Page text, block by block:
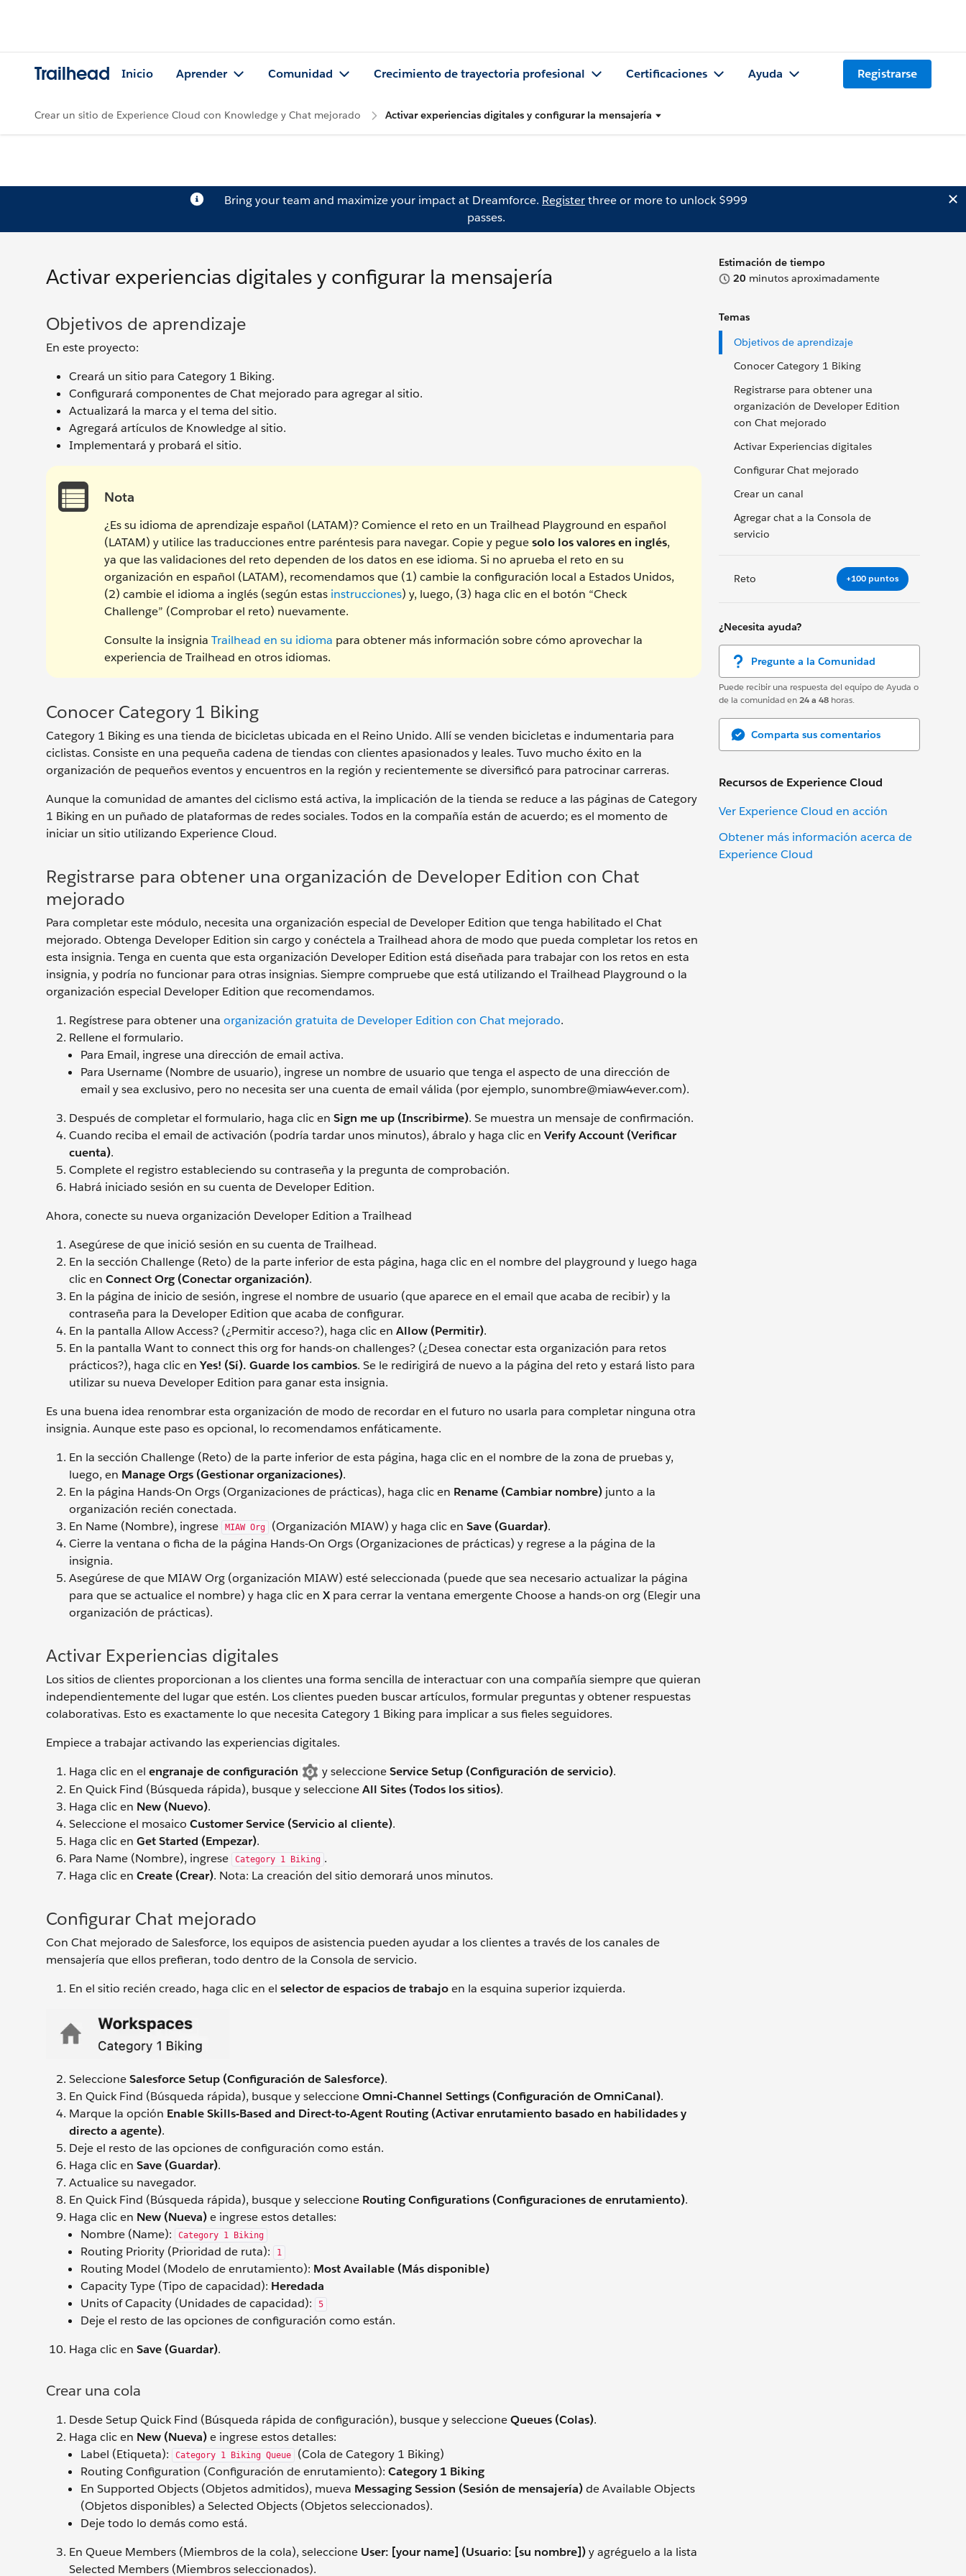
Trailhead Inicio Aprender Comunidad Crecimiento de trayectoria profesional Certificaciones Ayuda Registrarse
Crear un sitio de Experience Cloud con Knowledge y Chat mejorado Activar experiencias digitales y configurar la mensajería
Bring your team and maximize your impact at Dreamforce. Registerthree or more to unlock $999
passes.
Estimación de tiempo
20 minutos aproximadamente
Temas
Objetivos de aprendizaje
Conocer Category 1 Biking
Registrarse para obtener una
organización de Developer Edition
con Chat mejorado
Activar Experiencias digitales
Configurar Chat mejorado
Crear un canal
Agregar chat a la Consola de
servicio
Reto +100 puntos
¿Necesita ayuda?
Pregunte a la Comunidad
Puede recibir una respuesta del equipo de Ayuda o
de la comunidad en24 a 48 horas.
Comparta sus comentarios
Recursos de Experience Cloud
Ver Experience Cloud en acción
Obtener más información acerca de
Experience Cloud
Activar experiencias digitales y configurar la mensajería
Objetivos de aprendizaje
En este proyecto:
Creará un sitio para Category 1 Biking.
Configurará componentes de Chat mejorado para agregar al sitio.
Actualizará la marca y el tema del sitio.
Agregará artículos de Knowledge al sitio.
Implementará y probará el sitio.
Nota
¿Es su idioma de aprendizaje español (LATAM)? Comience el reto en un Trailhead Playground en español
(LATAM) y utilice las traducciones entre paréntesis para navegar. Copie y peguesolo los valores en inglés,
ya que las validaciones del reto dependen de los datos en ese idioma. Si no aprueba el reto en su
organización en español (LATAM), recomendamos que (1) cambie la configuración local a Estados Unidos,
(2) cambie el idioma a inglés (según estas instrucciones) y, luego, (3) haga clic en el botón “Check
Challenge” (Comprobar el reto) nuevamente.
Consulte la insignia Trailhead en su idioma para obtener más información sobre cómo aprovechar la
experiencia de Trailhead en otros idiomas.
Conocer Category 1 Biking
Category 1 Biking es una tienda de bicicletas ubicada en el Reino Unido. Allí se venden bicicletas e indumentaria para
ciclistas. Consiste en una pequeña cadena de tiendas con clientes apasionados y leales. Tuvo mucho éxito en la
organización de pequeños eventos y encuentros en la región y recientemente se diversificó para patrocinar carreras.
Aunque la comunidad de amantes del ciclismo está activa, la implicación de la tienda se reduce a las páginas de Category
1 Biking en un puñado de plataformas de redes sociales. Todos en la compañía están de acuerdo; es el momento de
iniciar un sitio utilizando Experience Cloud.
Registrarse para obtener una organización de Developer Edition con Chat
mejorado
Para completar este módulo, necesita una organización especial de Developer Edition que tenga habilitado el Chat
mejorado. Obtenga Developer Edition sin cargo y conéctela a Trailhead ahora de modo que pueda completar los retos en
esta insignia. Tenga en cuenta que esta organización Developer Edition está diseñada para trabajar con los retos en esta
insignia, y podría no funcionar para otras insignias. Siempre compruebe que está utilizando el Trailhead Playground o la
organización especial Developer Edition que recomendamos.
Regístrese para obtener una organización gratuita de Developer Edition con Chat mejorado.
Rellene el formulario.
Para Email, ingrese una dirección de email activa.
Para Username (Nombre de usuario), ingrese un nombre de usuario que tenga el aspecto de una dirección de
email y sea exclusivo, pero no necesita ser una cuenta de email válida (por ejemplo, sunombre@miaw4ever.com).
Después de completar el formulario, haga clic en Sign me up (Inscribirme). Se muestra un mensaje de confirmación.
Cuando reciba el email de activación (podría tardar unos minutos), ábralo y haga clic en Verify Account (Verificar
cuenta).
Complete el registro estableciendo su contraseña y la pregunta de comprobación.
Habrá iniciado sesión en su cuenta de Developer Edition.
Ahora, conecte su nueva organización Developer Edition a Trailhead
Asegúrese de que inició sesión en su cuenta de Trailhead.
En la sección Challenge (Reto) de la parte inferior de esta página, haga clic en el nombre del playground y luego haga
clic en Connect Org (Conectar organización).
En la página de inicio de sesión, ingrese el nombre de usuario (que aparece en el email que acaba de recibir) y la
contraseña para la Developer Edition que acaba de configurar.
En la pantalla Allow Access? (¿Permitir acceso?), haga clic en Allow (Permitir).
En la pantalla Want to connect this org for hands-on challenges? (¿Desea conectar esta organización para retos
prácticos?), haga clic en Yes! (Sí). Guarde los cambios. Se le redirigirá de nuevo a la página del reto y estará listo para
utilizar su nueva Developer Edition para ganar esta insignia.
Es una buena idea renombrar esta organización de modo de recordar en el futuro no usarla para completar ninguna otra
insignia. Aunque este paso es opcional, lo recomendamos enfáticamente.
En la sección Challenge (Reto) de la parte inferior de esta página, haga clic en el nombre de la zona de pruebas y,
luego, en Manage Orgs (Gestionar organizaciones).
En la página Hands-On Orgs (Organizaciones de prácticas), haga clic en Rename (Cambiar nombre) junto a la
organización recién conectada.
En Name (Nombre), ingrese
MIAW Org (Organización MIAW) y haga clic en Save (Guardar).
Cierre la ventana o ficha de la página Hands-On Orgs (Organizaciones de prácticas) y regrese a la página de la
insignia.
Asegúrese de que MIAW Org (organización MIAW) esté seleccionada (puede que sea necesario actualizar la página
para que se actualice el nombre) y haga clic en X para cerrar la ventana emergente Choose a hands-on org (Elegir una
organización de prácticas).
Activar Experiencias digitales
Los sitios de clientes proporcionan a los clientes una forma sencilla de interactuar con una compañía siempre que quieran
independientemente del lugar que estén. Los clientes pueden buscar artículos, formular preguntas y obtener respuestas
colaborativas. Esto es exactamente lo que necesita Category 1 Biking para implicar a sus fieles seguidores.
Empiece a trabajar activando las experiencias digitales.
Haga clic en el engranaje de configuración y seleccioneService Setup (Configuración de servicio).
En Quick Find (Búsqueda rápida), busque y seleccioneAll Sites (Todos los sitios).
Haga clic en New (Nuevo).
Seleccione el mosaico Customer Service (Servicio al cliente).
Haga clic en Get Started (Empezar).
Para Name (Nombre), ingrese
Category 1 Biking .
Haga clic en Create (Crear). Nota: La creación del sitio demorará unos minutos.
Configurar Chat mejorado
Con Chat mejorado de Salesforce, los equipos de asistencia pueden ayudar a los clientes a través de los canales de
mensajería que ellos prefieran, todo dentro de la Consola de servicio.
En el sitio recién creado, haga clic en el selector de espacios de trabajoen la esquina superior izquierda.
SeleccioneSalesforce Setup (Configuración de Salesforce).
En Quick Find (Búsqueda rápida), busque y seleccioneOmni-Channel Settings (Configuración de OmniCanal).
Marque la opción Enable Skills-Based and Direct-to-Agent Routing (Activar enrutamiento basado en habilidades y
directo a agente).
Deje el resto de las opciones de configuración como están.
Haga clic en Save (Guardar).
Actualice su navegador.
En Quick Find (Búsqueda rápida), busque y seleccione Routing Configurations (Configuraciones de enrutamiento).
Haga clic en New (Nueva)e ingrese estos detalles:
Nombre (Name):
Category 1 Biking
Routing Priority (Prioridad de ruta): 1
Routing Model (Modelo de enrutamiento): Most Available (Más disponible)
Capacity Type (Tipo de capacidad): Heredada
Units of Capacity (Unidades de capacidad):
5
Deje el resto de las opciones de configuración como están.
Haga clic en Save (Guardar).
Crear una cola
Desde Setup Quick Find (Búsqueda rápida de configuración), busque y seleccioneQueues (Colas).
Haga clic en New (Nueva)e ingrese estos detalles:
Label (Etiqueta):
Category 1 Biking Queue
(Cola de Category 1 Biking)
Routing Configuration (Configuración de enrutamiento): Category 1 Biking
En Supported Objects (Objetos admitidos), mueva Messaging Session (Sesión de mensajería)de Available Objects
(Objetos disponibles) a Selected Objects (Objetos seleccionados).
Deje todo lo demás como está.
En Queue Members (Miembros de la cola), seleccione User: [your name] (Usuario: [su nombre])y agréguelo a la lista
Selected Members (Miembros seleccionados).